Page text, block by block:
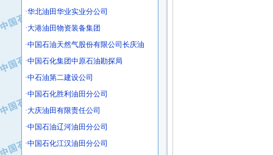
·上海鼓风机厂有限公司
·中核苏阀科技实业股份有限公司
·济南柴油机股份有限公司
·上海科瑞曼士德电源系统集成有限公
·东方合金铸造厂
·保定北奥石油物探特种车辆制造有限
·盘锦辽河油田天意石油装备有限公司
·华北油田华业实业分公司
·大港油田物资装备集团
·中国石油天然气股份有限公司长庆油
·中国石化集团中原石油勘探局
·中石油第二建设公司
·中国石化胜利油田分公司
·大庆油田有限责任公司
·中国石油辽河油田分公司
·中国石化江汉油田分公司